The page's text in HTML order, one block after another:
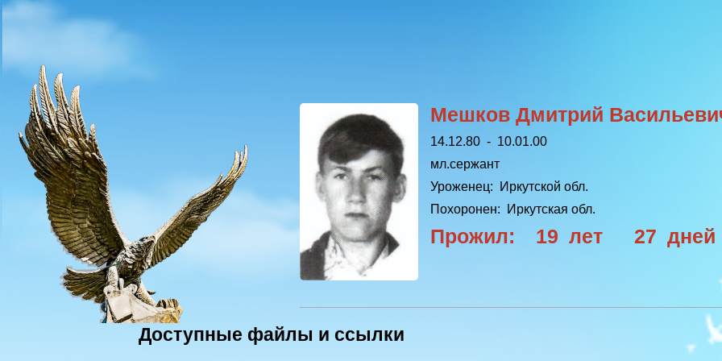
Мешков Дмитрий
14.12.80 - 10.01.00
мл.сержант
Уроженец: Иркутской обл.
Похоронен: Иркутская обл.
Прожил: 19 лет 27 дней
Доступные файлы и ссылки